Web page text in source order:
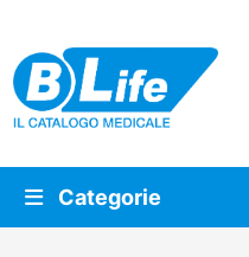
Vai al contenuto principale
Categorie